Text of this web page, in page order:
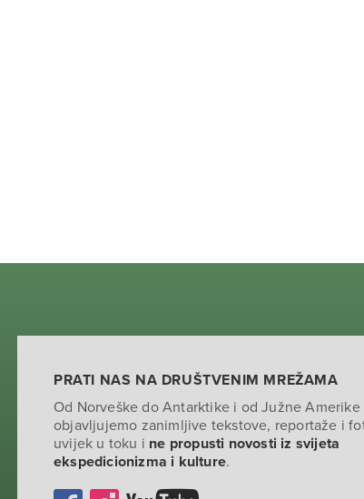
PRATI NAS NA DRUŠTVENIM MREŽAMA
Od Norveške do Antarktike i od Južne Amerike
objavljujemo zanimljive tekstove, reportaže i
uvijek u toku i ne propusti novosti iz svijeta
ekspedicionizma i kulture.